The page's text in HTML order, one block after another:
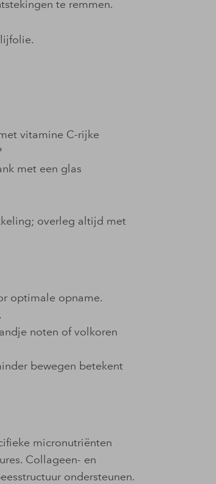
te remmen.
vitamine C-rijke
met een glas
overleg altijd met
optimale opname.
noten of volkoren
bewegen betekent
micronutriënten
Collageen- en
ondersteunen.